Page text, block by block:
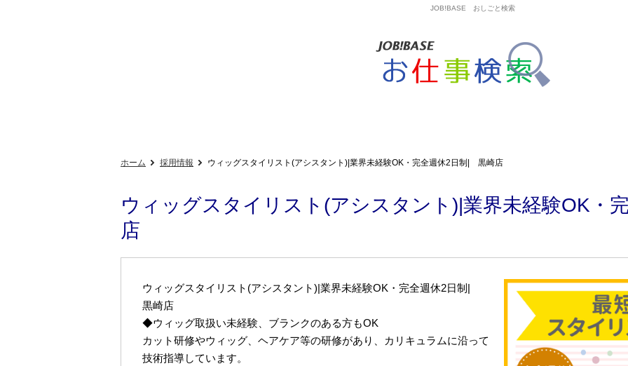
JOB!BASE おしごと検索
ホーム 採用情報 ウィッグスタイリスト(アシスタント)|業界未経験OK・完全週休2日制| 黒崎店
ウィッグスタイリスト(アシスタント)|業界未経験OK・
店
ウィッグスタイリスト(アシスタント)|業界未経験OK・完全週休2日制|
黒崎店
◆ウィッグ取扱い未経験、ブランクのある方もOK
カット研修やウィッグ、ヘアケア等の研修があり、カリキュラムに沿って
技術指導しています。